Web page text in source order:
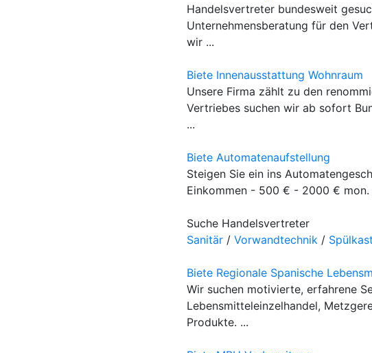
Handelsvertreter bundesweit
Unternehmensberatung für den
wir ...
Biete Innenausstattung Wohnraum
Unsere Firma zählt zu den
Vertriebes suchen wir ab sofort
...
Biete Automatenaufstellung
Steigen Sie ein ins
Einkommen - 500 € - 2000 €
Suche Handelsvertreter
Sanitär / Vorwandtechnik /
Biete Regionale Spanische
Wir suchen motivierte, erfahrene
Lebensmitteleinzelhandel,
Produkte. ...